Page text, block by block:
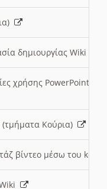
δημιουργίας Wiki
χρήσης PowerPoint
(τμήματα Κούρια)
βίντεο μέσω του